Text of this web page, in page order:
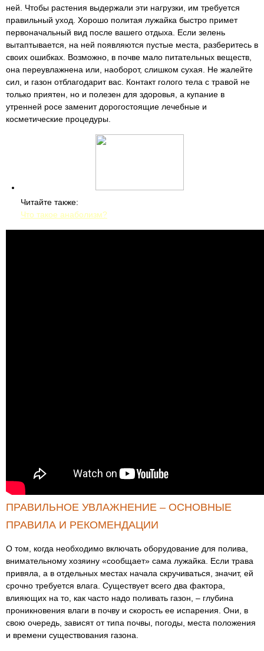
ней. Чтобы растения выдержали эти нагрузки, им требуется
правильный уход. Хорошо политая лужайка быстро примет
первоначальный вид после вашего отдыха. Если зелень
вытаптывается, на ней появляются пустые места, разберитесь в
своих ошибках. Возможно, в почве мало питательных веществ,
она переувлажнена или, наоборот, слишком сухая. Не жалейте
сил, и газон отблагодарит вас. Контакт голого тела с травой не
только приятен, но и полезен для здоровья, а купание в
утренней росе заменит дорогостоящие лечебные и
косметические процедуры.
Читайте также:
Что такое анаболизм?
ПРАВИЛЬНОЕ УВЛАЖНЕНИЕ – ОСНОВНЫЕ
ПРАВИЛА И РЕКОМЕНДАЦИИ
О том, когда необходимо включать оборудование для полива,
внимательному хозяину «сообщает» сама лужайка. Если трава
привяла, а в отдельных местах начала скручиваться, значит, ей
срочно требуется влага. Существует всего два фактора,
влияющих на то, как часто надо поливать газон, – глубина
проникновения влаги в почву и скорость ее испарения. Они, в
свою очередь, зависят от типа почвы, погоды, места положения
и времени существования газона.